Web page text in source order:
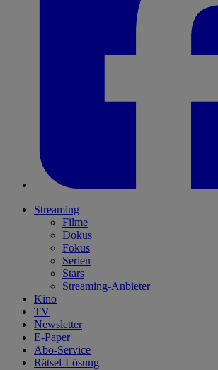
Streaming
Filme
Dokus
Fokus
Serien
Stars
Streaming-Anbieter
Kino
TV
Newsletter
E-Paper
Abo-Service
Rätsel-Lösung